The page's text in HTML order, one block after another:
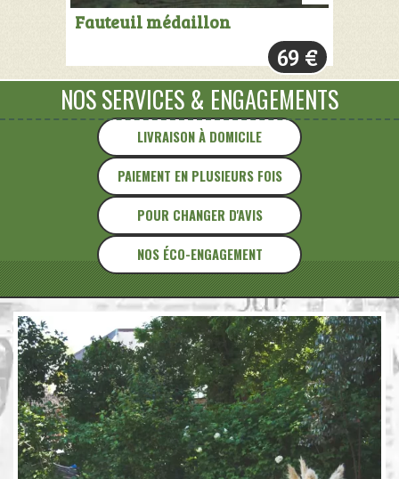
PANIER
Fauteuil médaillon
69 €
LIVRAISON À DOMICILE
PAIEMENT EN PLUSIEURS FOIS
NOS SERVICES & ENGAGEMENTS
POUR CHANGER D'AVIS
NOS ÉCO-ENGAGEMENT